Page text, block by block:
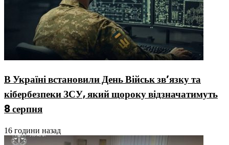
В Україні встановили День Військ зв’язку та
кібербезпеки ЗСУ, який щороку відзначатимуть
8 серпня
16 години назад